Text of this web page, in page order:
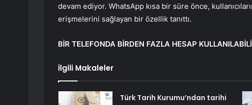
devam ediyor. WhatsApp kısa bir süre önce,
erişmelerini sağlayan bir özellik tanıttı.
BİR TELEFONDA BİRDEN FAZLA HESAP
İlgili Makaleler
Türk Tarih Kurumu’ndan tarihi